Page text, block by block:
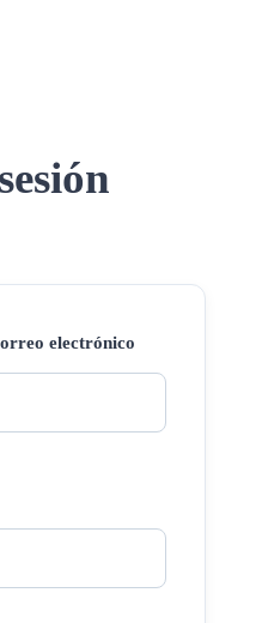
electrónico